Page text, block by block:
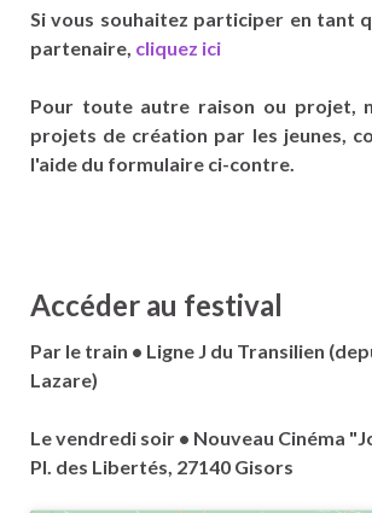
Si vous souhaitez participer en tant
partenaire, cliquez ici
Pour toute autre raison ou projet,
projets de création par les jeunes,
l'aide du formulaire ci-contre.
Accéder au festival
Par le train • Ligne J du Transilien
Lazare)
Le vendredi soir • Nouveau Cinéma
Pl. des Libertés, 27140 Gisors